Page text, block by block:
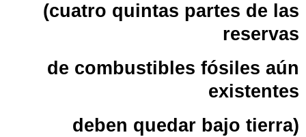
(cuatro quintas partes de las
reservas
de combustibles fósiles aún
existentes
deben quedar bajo tierra)